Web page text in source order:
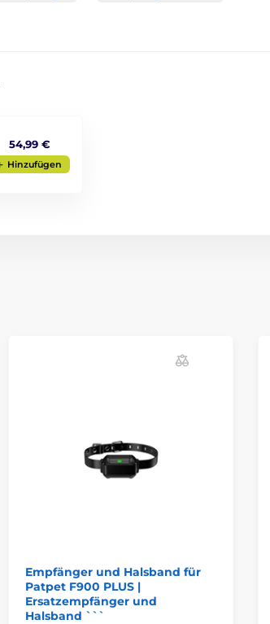
54,99 €
Hinzufügen
Empfänger und Halsband für
Patpet F900 PLUS |
Ersatzempfänger und
Halsband ```